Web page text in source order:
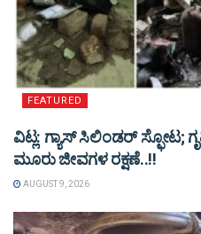
FEATURED
ವಿಟ್ಲ: ಗ್ಯಾಸ್ ಸಿಲಿಂಡರ್
ಮೂರು ಜೀವಗಳ ರಕ್ಷಣೆ..!!
AUGUST 9, 2026